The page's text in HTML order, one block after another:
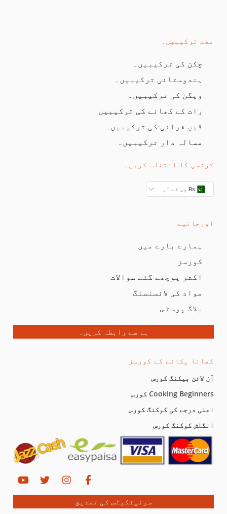
مفت ترکیبیں۔
چکن کی ترکیبیں۔
ہندوستانی ترکیبیں۔
ویگن کی ترکیبیں۔
رات کے کھانے کی ترکیبیں
ڈیپ فرائی کی ترکیبیں۔
مسالہ دار ترکیبیں۔
کرنسی کا انتخاب کریں۔
₨ پی کے آر
اورجانیے
ہمارے بارے میں
کورسز
اکثر پوچھے گئے سوالات
مواد کی لائسنسنگ
بلاگ پوسٹس
ہم سے رابطہ کریں۔
کھانا پکانے کے کورسز
آن لائن بیکنگ کورس
Cooking Beginners کورس
اعلی درجے کی کوکنگ کورس
انگلش کوکنگ کورس
سرٹیفکیٹس کی تصدیق